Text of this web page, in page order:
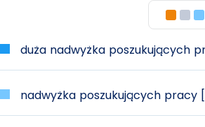
duża nadwyżka poszukujących
nadwyżka poszukujących pracy